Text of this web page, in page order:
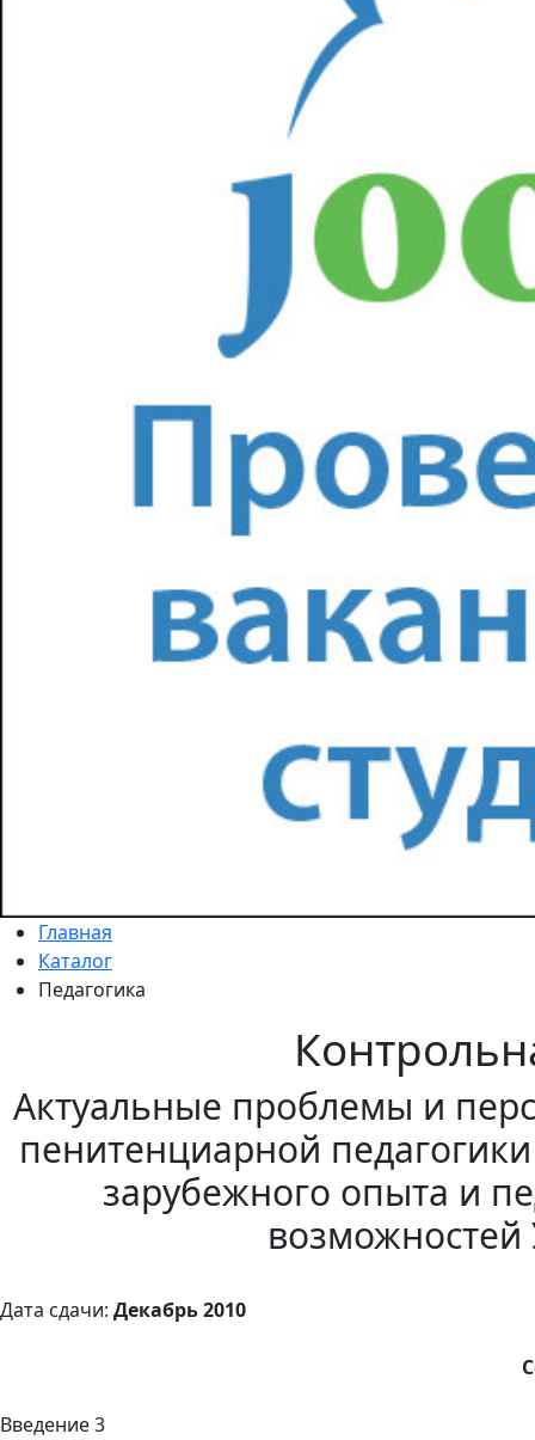
Главная
Каталог
Педагогика
Актуальные проблемы и
пенитенциарной
зарубежного опыта и
Дата сдачи: Декабрь 2010
Введение 3